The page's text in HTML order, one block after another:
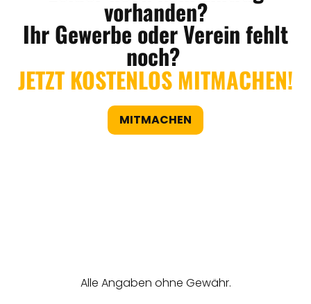
vorhanden?
Ihr Gewerbe oder Verein fehlt
noch?
JETZT KOSTENLOS MITMACHEN!
MITMACHEN